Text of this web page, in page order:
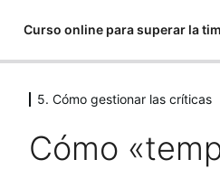
Curso online para superar la
1. El poder de la
2. Rebatir la voz auto
5. Cómo gestionar las críticas
Cómo